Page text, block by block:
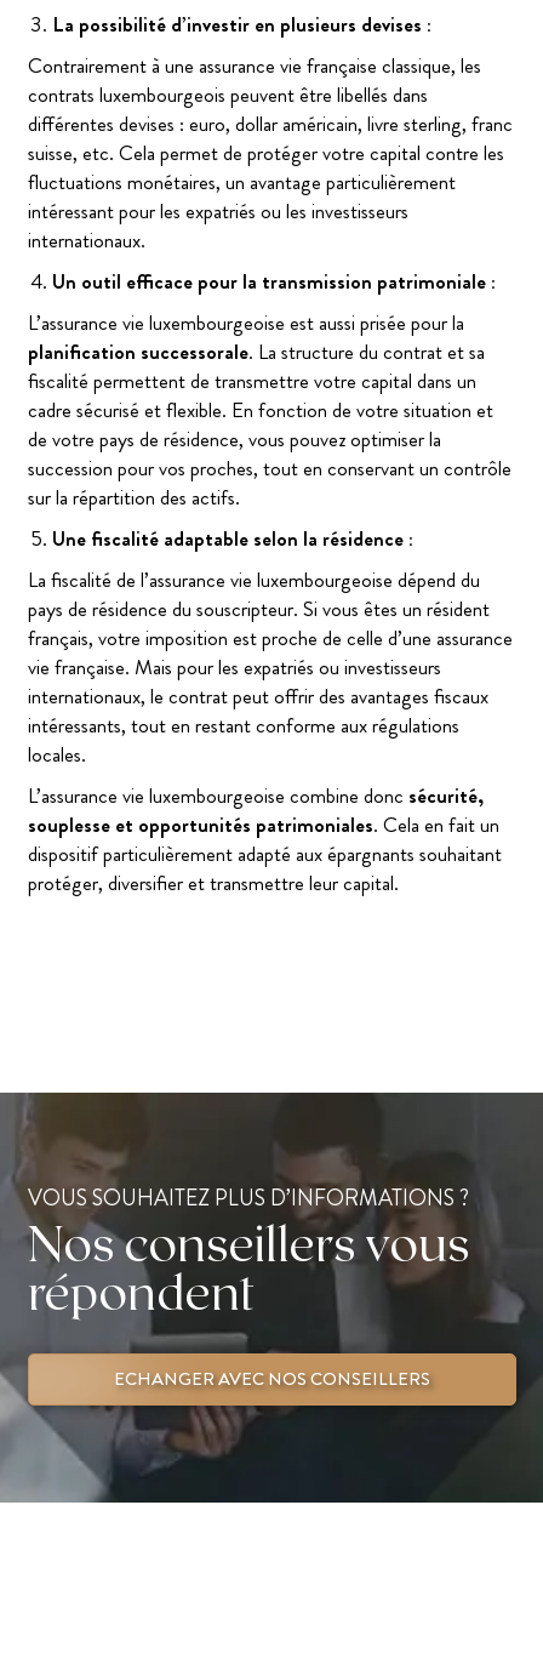
La possibilité d’investir en plusieurs devises :
Contrairement à une assurance vie française classique, les
contrats luxembourgeois peuvent être libellés dans
différentes devises : euro, dollar américain, livre sterling, franc
suisse, etc. Cela permet de protéger votre capital contre les
fluctuations monétaires, un avantage particulièrement
intéressant pour les expatriés ou les investisseurs
internationaux.
Un outil efficace pour la transmission patrimoniale :
L’assurance vie luxembourgeoise est aussi prisée pour la
planification successorale. La structure du contrat et sa
fiscalité permettent de transmettre votre capital dans un
cadre sécurisé et flexible. En fonction de votre situation et
de votre pays de résidence, vous pouvez optimiser la
succession pour vos proches, tout en conservant un contrôle
sur la répartition des actifs.
Une fiscalité adaptable selon la résidence :
La fiscalité de l’assurance vie luxembourgeoise dépend du
pays de résidence du souscripteur. Si vous êtes un résident
français, votre imposition est proche de celle d’une assurance
vie française. Mais pour les expatriés ou investisseurs
internationaux, le contrat peut offrir des avantages fiscaux
intéressants, tout en restant conforme aux régulations
locales.
L’assurance vie luxembourgeoise combine donc sécurité,
souplesse et opportunités patrimoniales. Cela en fait un
dispositif particulièrement adapté aux épargnants souhaitant
protéger, diversifier et transmettre leur capital.
VOUS SOUHAITEZ PLUS D’INFORMATIONS ?
Nos conseillers vous
répondent
ECHANGER AVEC NOS CONSEILLERS